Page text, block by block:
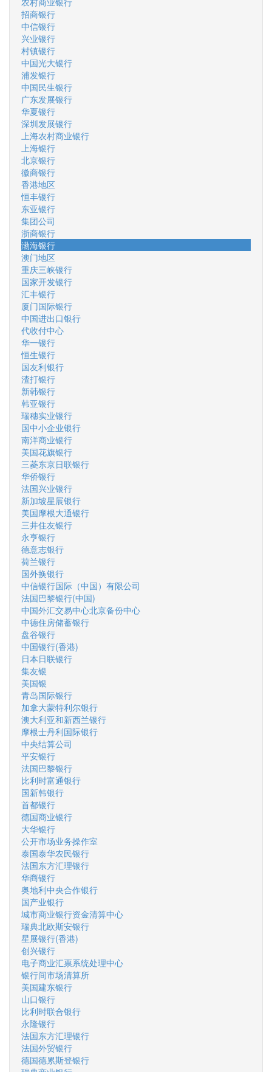
招商银行
中信银行
兴业银行
村镇银行
中国光大银行
浦发银行
中国民生银行
广东发展银行
华夏银行
深圳发展银行
上海农村商业银行
上海银行
北京银行
徽商银行
香港地区
恒丰银行
东亚银行
集团公司
浙商银行
渤海银行
澳门地区
重庆三峡银行
国家开发银行
汇丰银行
厦门国际银行
中国进出口银行
代收付中心
华一银行
恒生银行
国友利银行
渣打银行
新韩银行
韩亚银行
瑞穗实业银行
国中小企业银行
南洋商业银行
美国花旗银行
三菱东京日联银行
华侨银行
法国兴业银行
新加坡星展银行
美国摩根大通银行
三井住友银行
永亨银行
德意志银行
荷兰银行
国外换银行
中信银行国际（中国）有限公司
法国巴黎银行(中国)
中国外汇交易中心北京备份中心
中德住房储蓄银行
盘谷银行
中国银行(香港)
日本日联银行
集友银
美国银
青岛国际银行
加拿大蒙特利尔银行
澳大利亚和新西兰银行
摩根士丹利国际银行
中央结算公司
平安银行
法国巴黎银行
比利时富通银行
国新韩银行
首都银行
德国商业银行
大华银行
公开市场业务操作室
泰国泰华农民银行
法国东方汇理银行
华商银行
奥地利中央合作银行
国产业银行
城市商业银行资金清算中心
瑞典北欧斯安银行
星展银行(香港)
创兴银行
电子商业汇票系统处理中心
银行间市场清算所
美国建东银行
山口银行
比利时联合银行
永隆银行
法国东方汇理银行
法国外贸银行
德国德累斯登银行